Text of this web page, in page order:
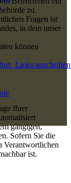
zu.
Fragen ist
in dem unser
können
Ihrer
gängigen,
Sofern Sie die
Verantwortlichen
ist.